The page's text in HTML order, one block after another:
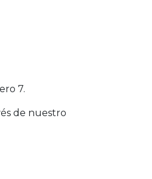
7.
de nuestro